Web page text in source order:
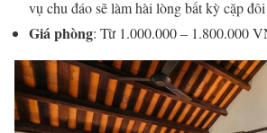
vụ chu đáo sẽ làm hài lòng bất kỳ cặp
Giá phòng: Từ 1.000.000 – 1.800.000